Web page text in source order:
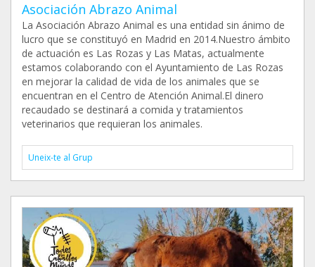
Asociación Abrazo Animal
La Asociación Abrazo Animal es una entidad sin ánimo de
lucro que se constituyó en Madrid en 2014.Nuestro ámbito
de actuación es Las Rozas y Las Matas, actualmente
estamos colaborando con el Ayuntamiento de Las Rozas
en mejorar la calidad de vida de los animales que se
encuentran en el Centro de Atención Animal.El dinero
recaudado se destinará a comida y tratamientos
veterinarios que requieran los animales.
Uneix-te al Grup